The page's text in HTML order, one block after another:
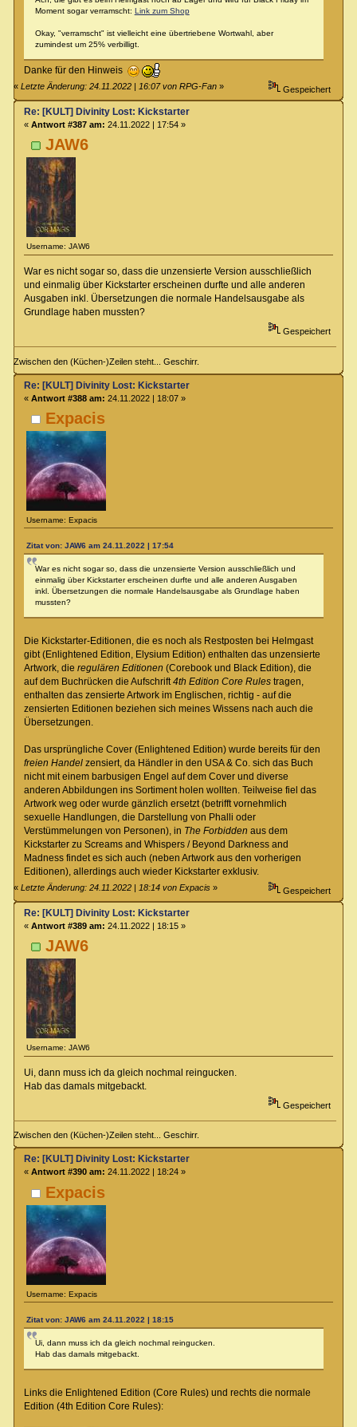
Moment sogar verramscht: Link zum Shop
Okay, "verramscht" ist vielleicht eine übertriebene Wortwahl, aber
zumindest um 25% verbilligt.
Danke für den Hinweis
«Letzte Änderung: 24.11.2022 | 16:07 von RPG-Fan » Gespeichert
JAW6
Username: JAW6
Re: [KULT] Divinity Lost: Kickstarter
« Antwort #387 am: 24.11.2022 | 17:54 »
War es nicht sogar so, dass die unzensierte Version ausschließlich
und einmalig über Kickstarter erscheinen durfte und alle anderen
Ausgaben inkl. Übersetzungen die normale Handelsausgabe als
Grundlage haben mussten?
Gespeichert
Zwischen den (Küchen-)Zeilen steht... Geschirr.
Expacis
Username: Expacis
Re: [KULT] Divinity Lost: Kickstarter
« Antwort #388 am: 24.11.2022 | 18:07 »
Zitat von: JAW6 am 24.11.2022 | 17:54
War es nicht sogar so, dass die unzensierte Version ausschließlich und
einmalig über Kickstarter erscheinen durfte und alle anderen Ausgaben
inkl. Übersetzungen die normale Handelsausgabe als Grundlage haben
mussten?
Die Kickstarter-Editionen, die es noch als Restposten bei Helmgast
gibt (Enlightened Edition, Elysium Edition) enthalten das unzensierte
Artwork, die regulären Editionen (Corebook und Black Edition), die
auf dem Buchrücken die Aufschrift 4th Edition Core Rulestragen,
enthalten das zensierte Artwork im Englischen, richtig - auf die
zensierten Editionen beziehen sich meines Wissens nach auch die
Übersetzungen.
Das ursprüngliche Cover (Enlightened Edition) wurde bereits für den
freien Handelzensiert, da Händler in den USA & Co. sich das Buch
nicht mit einem barbusigen Engel auf dem Cover und diverse
anderen Abbildungen ins Sortiment holen wollten. Teilweise fiel das
Artwork weg oder wurde gänzlich ersetzt (betrifft vornehmlich
sexuelle Handlungen, die Darstellung von Phalli oder
Verstümmelungen von Personen), in The Forbidden aus dem
Kickstarter zu Screams and Whispers / Beyond Darkness and
Madness findet es sich auch (neben Artwork aus den vorherigen
Editionen), allerdings auch wieder Kickstarter exklusiv.
«Letzte Änderung: 24.11.2022 | 18:14 von Expacis » Gespeichert
JAW6
Username: JAW6
Re: [KULT] Divinity Lost: Kickstarter
« Antwort #389 am: 24.11.2022 | 18:15 »
Ui, dann muss ich da gleich nochmal reingucken.
Hab das damals mitgebackt.
Gespeichert
Zwischen den (Küchen-)Zeilen steht... Geschirr.
Expacis
Username: Expacis
Re: [KULT] Divinity Lost: Kickstarter
« Antwort #390 am: 24.11.2022 | 18:24 »
Zitat von: JAW6 am 24.11.2022 | 18:15
Ui, dann muss ich da gleich nochmal reingucken.
Hab das damals mitgebackt.
Links die Enlightened Edition (Core Rules) und rechts die normale
Edition (4th Edition Core Rules):